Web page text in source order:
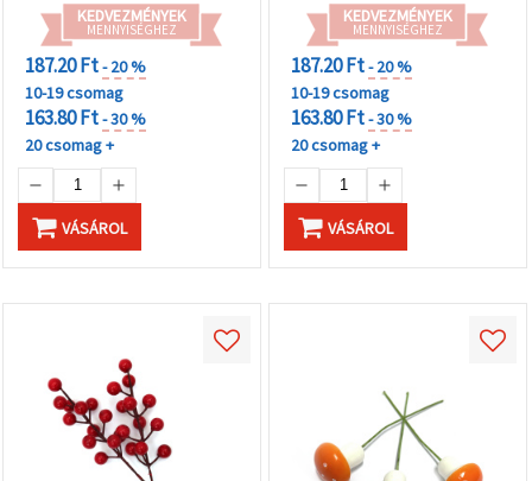
KEDVEZMÉNYEK
MENNYISÉGHEZ
187.20 Ft- 20 %
10-19 csomag
163.80 Ft- 30 %
20 csomag +
VÁSÁROL
KEDVEZMÉNYEK
MENNYISÉGHEZ
187.20 Ft- 20 %
10-19 csomag
163.80 Ft- 30 %
20 csomag +
VÁSÁROL